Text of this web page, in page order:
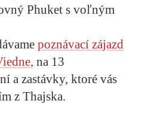
Phuket s voľným
poznávací zájazd
na 13
a zastávky, ktoré vás
z Thajska.